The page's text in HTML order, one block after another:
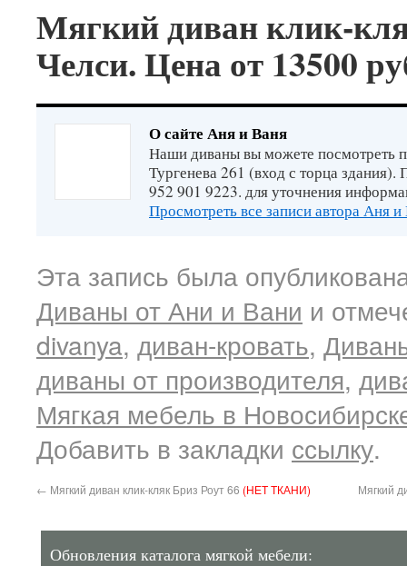
Мягкий диван клик-
Челси. Цена от 13500
О сайте Аня и Ваня
Наши диваны вы можете посмотреть
Тургенева 261 (вход с торца здания).
952 901 9223. для уточнения
Просмотреть все записи автора Аня
Эта запись была
Диваны от Ани и Вани и
divanya, диван-кровать,
диваны от производителя,
Мягкая мебель в
Добавить в закладки ссылку.
← Мягкий диван клик-кляк Бриз Роут 66 (НЕТ ТКАНИ) Мягкий
Обновления каталога мягкой мебели: